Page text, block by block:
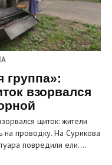
группа»:
взорвался
щиток: жители
на проводку. На Сурикова
повредили ели.…